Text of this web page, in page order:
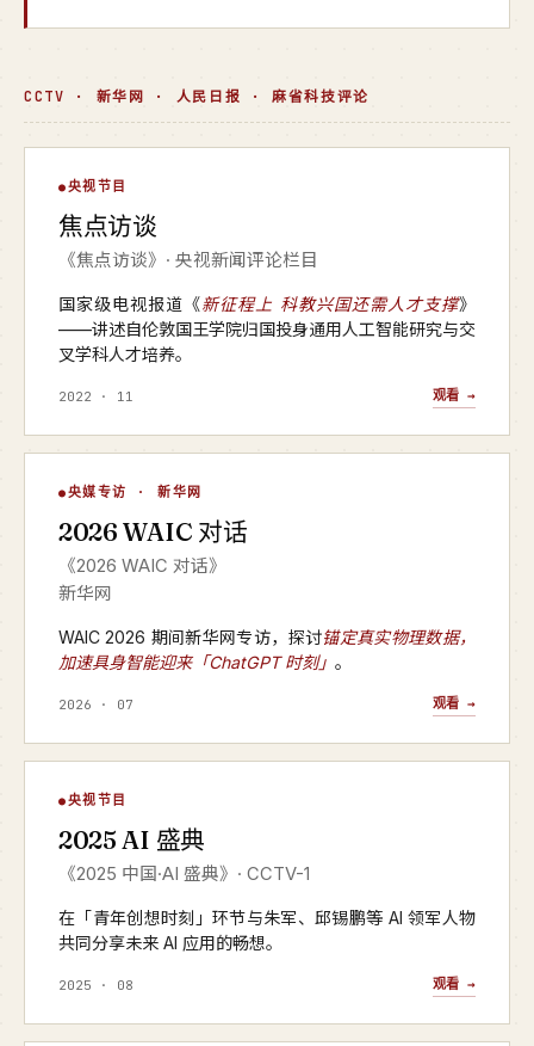
CCTV · 新华网 · 人民日报 · 麻省科技评论
焦点访谈
央视 · 焦点访谈
央视节目
焦点访谈
《焦点访谈》· 央视新闻评论栏目
国家级电视报道《新征程上 科教兴国还需人才支撑》
——讲述自伦敦国王学院归国投身通用人工智能研究与交
叉学科人才培养。
2022 · 11 观看 →
WAIC 对话
新华网 · 2026
▶
央媒专访 · 新华网
2026 WAIC 对话
《2026 WAIC 对话》
新华网
WAIC 2026 期间新华网专访，探讨锚定真实物理数据，
加速具身智能迎来「ChatGPT 时刻」 。
2026 · 07 观看 →
AI 盛典
CCTV-1 · 2025 年度
央视节目
2025 AI 盛典
《2025 中国·AI 盛典》· CCTV-1
在「青年创想时刻」环节与朱军、邱锡鹏等 AI 领军人物
共同分享未来 AI 应用的畅想。
2025 · 08 观看 →